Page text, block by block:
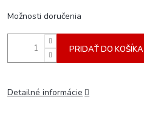
Možnosti doručenia
PRIDAŤ DO KOŠÍKA
Detailné informácie